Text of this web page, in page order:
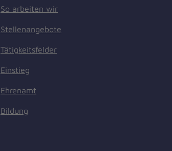
So arbeiten wir
Stellenangebote
Tätigkeitsfelder
Einstieg
Ehrenamt
Bildung